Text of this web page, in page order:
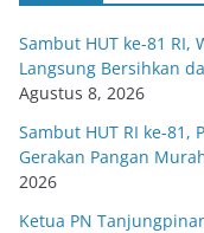
Sambut HUT ke-81 RI,
Langsung Bersihkan
Agustus 8, 2026
Sambut HUT RI ke-81,
Gerakan Pangan
2026
Ketua PN